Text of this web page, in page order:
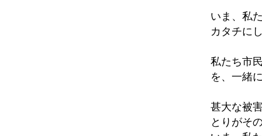
いま、私
カタチに
私たち市
を、一緒
甚大な被
とりがそ